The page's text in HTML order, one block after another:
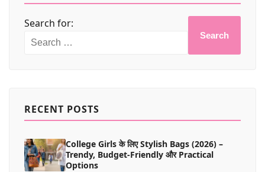
Search for:
Search
RECENT POSTS
College Girls के लिए Stylish Bags (2026) –
Trendy, Budget-Friendly और Practical
Options